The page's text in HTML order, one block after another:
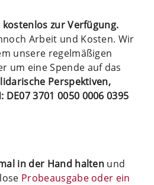
zur Verfügung.
Arbeit und Kosten. Wir
unsere regelmäßigen
um eine Spende auf das
Perspektiven,
DE07 3701 0050 0006 0395
in der Hand halten und
Probeausgabe oder ein